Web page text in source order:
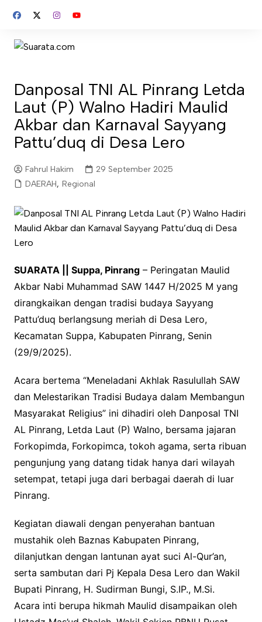
Danposal TNI AL Pinrang Letda
Laut (P) Walno Hadiri Maulid
Akbar dan Karnaval Sayyang
Pattu’duq di Desa Lero
Fahrul Hakim
29 September 2025
DAERAH, Regional
SUARATA || Suppa, Pinrang– Peringatan Maulid
Akbar Nabi Muhammad SAW 1447 H/2025 M yang
dirangkaikan dengan tradisi budaya Sayyang
Pattu’duq berlangsung meriah di Desa Lero,
Kecamatan Suppa, Kabupaten Pinrang, Senin
(29/9/2025).
Acara bertema “Meneladani Akhlak Rasulullah SAW
dan Melestarikan Tradisi Budaya dalam Membangun
Masyarakat Religius” ini dihadiri oleh Danposal TNI
AL Pinrang, Letda Laut (P) Walno, bersama jajaran
Forkopimda, Forkopimca, tokoh agama, serta ribuan
pengunjung yang datang tidak hanya dari wilayah
setempat, tetapi juga dari berbagai daerah di luar
Pinrang.
Kegiatan diawali dengan penyerahan bantuan
mustahik oleh Baznas Kabupaten Pinrang,
dilanjutkan dengan lantunan ayat suci Al-Qur’an,
serta sambutan dari Pj Kepala Desa Lero dan Wakil
Bupati Pinrang, H. Sudirman Bungi, S.IP., M.Si.
Acara inti berupa hikmah Maulid disampaikan oleh